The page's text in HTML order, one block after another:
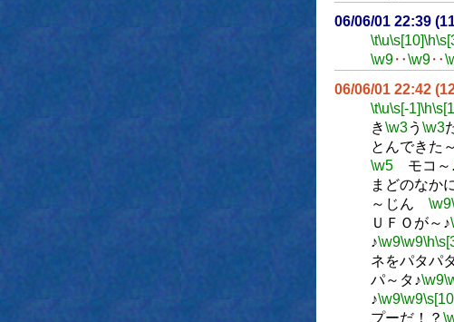
06/06/01 22:39
\t\u\s[10]\h
\w9‥\w9‥
06/06/01 22:42
\t\u\s[-1]\h
き\w3う \w3
とんできた
\w5モコ～
まどのなか
～じん \w9
ＵＦＯが～♪
♪\w9\w9\h
ネをパタパ
パ～タ♪\w9
♪\w9\w9
プーだ！？